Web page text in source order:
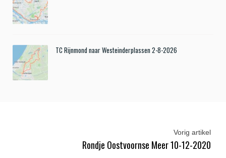
TC Rijnmond naar Westeinderplassen 2-8-2026
Vorig artikel
Rondje Oostvoornse Meer 10-12-2020